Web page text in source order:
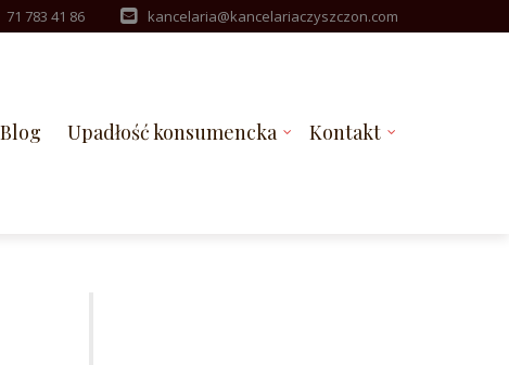
71 783 41 86 kancelaria@kancelariaczyszczon.com
Blog Upadłość konsumencka Kontakt